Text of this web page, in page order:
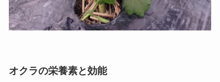
オクラの栄養素と効能